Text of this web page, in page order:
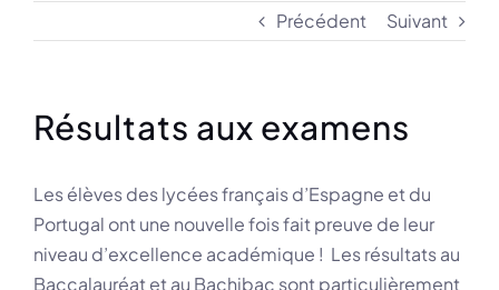
Précédent Suivant
Résultats aux examens
Les élèves des lycées français d’Espagne et du
Portugal ont une nouvelle fois fait preuve de leur
niveau d’excellence académique ! Les résultats au
Baccalauréat et au Bachibac sont particulièrement